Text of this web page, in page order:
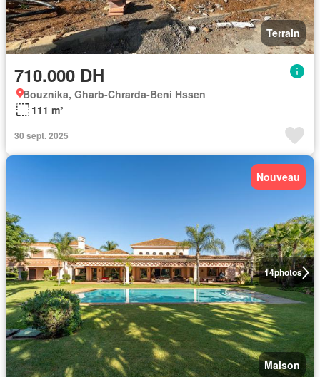
Terrain
710.000 DH
Bouznika, Gharb-Chrarda-Beni Hssen
111 m²
30 sept. 2025
14photos
Nouveau
Maison